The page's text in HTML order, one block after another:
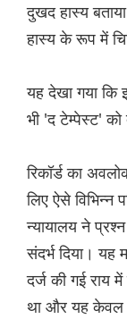
दुखद हास्य
हास्य के रूप में
यह देखा गया कि
भी 'द टेम्पेस्ट' को
रिकॉर्ड का
लिए ऐसे विभिन्न
न्यायालय ने
संदर्भ दिया। यह
दर्ज की गई राय
था और यह केवल